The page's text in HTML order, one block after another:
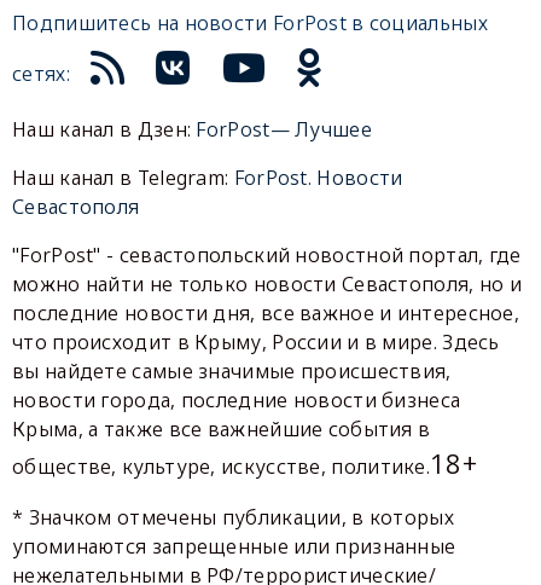
Подпишитесь на новости ForPost в социальных
сетях:
Наш канал в Дзен: ForPost— Лучшее
Наш канал в Telegram: ForPost. Новости
Севастополя
"ForPost" - севастопольский новостной портал, где
можно найти не только новости Севастополя, но и
последние новости дня, все важное и интересное,
что происходит в Крыму, России и в мире. Здесь
вы найдете самые значимые происшествия,
новости города, последние новости бизнеса
Крыма, а также все важнейшие события в
обществе, культуре, искусстве, политике.18+
* Значком отмечены публикации, в которых
упоминаются запрещенные или признанные
нежелательными в РФ/террористические/